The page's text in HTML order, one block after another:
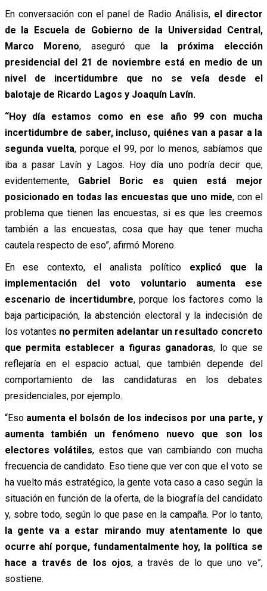
En conversación con el panel de Radio Análisis, el director
de la Escuela de Gobierno de la Universidad Central,
Marco Moreno, aseguró que la próxima elección
presidencial del 21 de noviembre está en medio de un
nivel de incertidumbre que no se veía desde el
balotaje de Ricardo Lagos y Joaquín Lavín.
“Hoy día
estamos como en ese año 99 con mucha
incertidumbre de saber, incluso, quiénes van a pasar a la
segunda vuelta, porque el 99, por lo menos, sabíamos que
iba a pasar Lavín y Lagos. Hoy día uno podría decir que,
evidentemente, Gabriel Boric es quien está mejor
posicionado en todas las encuestas que uno mide, con el
problema que tienen las encuestas, si es que les creemos
también a las encuestas, cosa que hay que tener mucha
cautela respecto de eso”, afirmó Moreno.
En ese contexto, el analista político explicó que la
implementación del voto voluntario aumenta ese
escenario de incertidumbre, porque los factores como la
baja participación, la abstención electoral y la indecisión de
los votantes no permiten adelantar un resultado concreto
que permita establecer a figuras ganadoras, lo que se
reflejaría en el espacio actual, que también depende del
comportamiento de las candidaturas en los debates
presidenciales, por ejemplo.
“Eso aumenta el bolsón de los indecisos por una parte, y
aumenta también un fenómeno nuevo que son los
electores volátiles, estos que van cambiando con mucha
frecuencia de candidato. Eso tiene que ver con que el voto se
ha vuelto más estratégico, la gente vota caso a caso según la
situación en función de la oferta, de la biografía del candidato
y, sobre todo, según lo que pase en la campaña. Por lo tanto,
la gente va a estar mirando muy atentamente lo que
ocurre ahí porque, fundamentalmente hoy, la política se
hace a través de los ojos, a través de lo que uno ve”,
sostiene.